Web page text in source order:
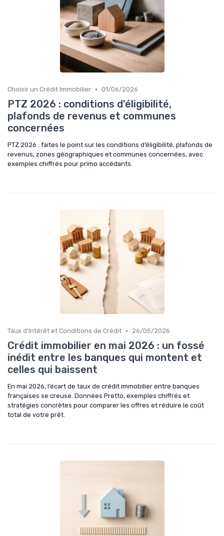
Choisir un Crédit Immobilier • 01/06/2026
PTZ 2026 : conditions d'éligibilité,
plafonds de revenus et communes
concernées
PTZ 2026 : faites le point sur les conditions d’éligibilité, plafonds de
revenus, zones géographiques et communes concernées, avec
exemples chiffrés pour primo accédants.
Taux d'Intérêt et Conditions de Crédit • 26/05/2026
Crédit immobilier en mai 2026 : un fossé
inédit entre les banques qui montent et
celles qui baissent
En mai 2026, l’écart de taux de crédit immobilier entre banques
françaises se creuse. Données Pretto, exemples chiffrés et
stratégies concrètes pour comparer les offres et réduire le coût
total de votre prêt.